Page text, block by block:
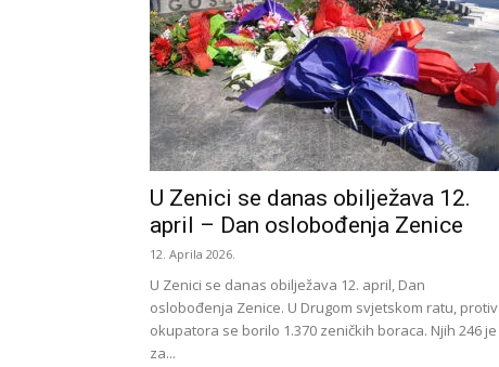
U Zenici se danas obilježava 12.
april – Dan oslobođenja Zenice
12. Aprila 2026.
U Zenici se danas obilježava 12. april, Dan
oslobođenja Zenice. U Drugom svjetskom ratu, protiv
okupatora se borilo 1.370 zeničkih boraca. Njih 246 je
za...